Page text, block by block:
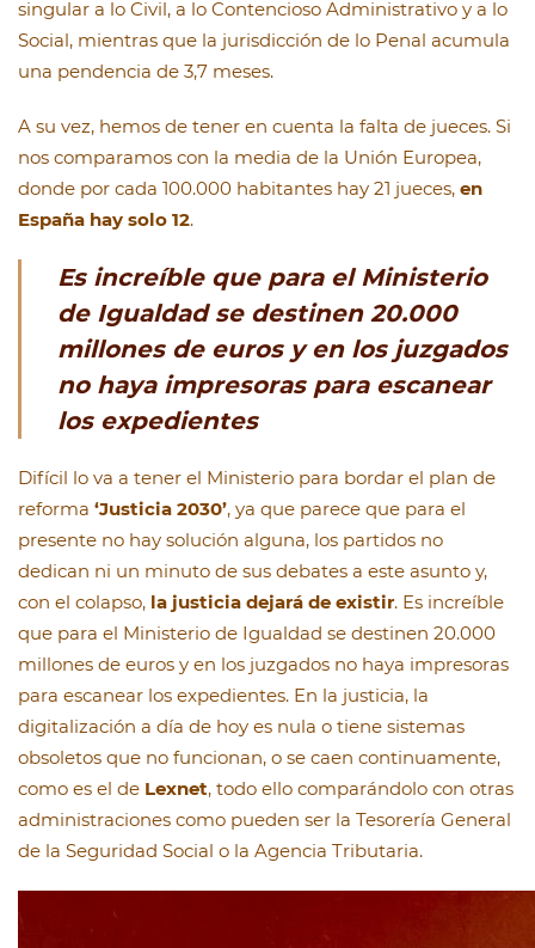
singular a lo Civil, a lo Contencioso Administrativo y a lo
Social, mientras que la jurisdicción de lo Penal acumula
una pendencia de 3,7 meses.
A su vez, hemos de tener en cuenta la falta de jueces. Si
nos comparamos con la media de la Unión Europea,
donde por cada 100.000 habitantes hay 21 jueces, en
España hay solo 12.
Es increíble que para el Ministerio
de Igualdad se destinen 20.000
millones de euros y en los juzgados
no haya impresoras para escanear
los expedientes
Difícil lo va a tener el Ministerio para bordar el plan de
reforma ‘Justicia 2030’, ya que parece que para el
presente no hay solución alguna, los partidos no
dedican ni un minuto de sus debates a este asunto y,
con el colapso, la justicia dejará de existir. Es increíble
que para el Ministerio de Igualdad se destinen 20.000
millones de euros y en los juzgados no haya impresoras
para escanear los expedientes. En la justicia, la
digitalización a día de hoy es nula o tiene sistemas
obsoletos que no funcionan, o se caen continuamente,
como es el de Lexnet, todo ello comparándolo con otras
administraciones como pueden ser la Tesorería General
de la Seguridad Social o la Agencia Tributaria.